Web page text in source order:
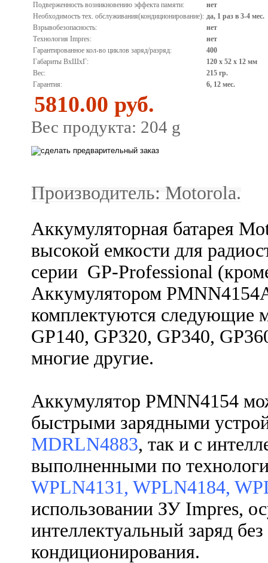
Подверженность возникновению эффекта памяти:
нет
Необходимость тех. обслуживания(кондиционирование): да, 1 раз в 3-4 мес.
Взрывобезопасность:
нет
Технология Impres:
нет
Гарантированное кол-во циклов заряд/разряд:
400
Габариты ВхШхГ:
120 x 52 x 12 мм
Вес:
215 гр.
Гарантия:
6, 12 мес.
5810.00 руб.
Вес продукта: 204 g
Производитель: Motorola.
Аккумуляторная батарея
высокой емкости для
серии GP-Professional
Аккумулятором
комплектуются следующие
GP140, GP320, GP340,
многие другие.
Аккумулятор PMNN4154
быстрыми зарядными
MDRLN4883, так и с
выполненными по
WPLN4131, WPLN4184,
использовании ЗУ Impres,
интеллектуальный заряд
кондиционирования.